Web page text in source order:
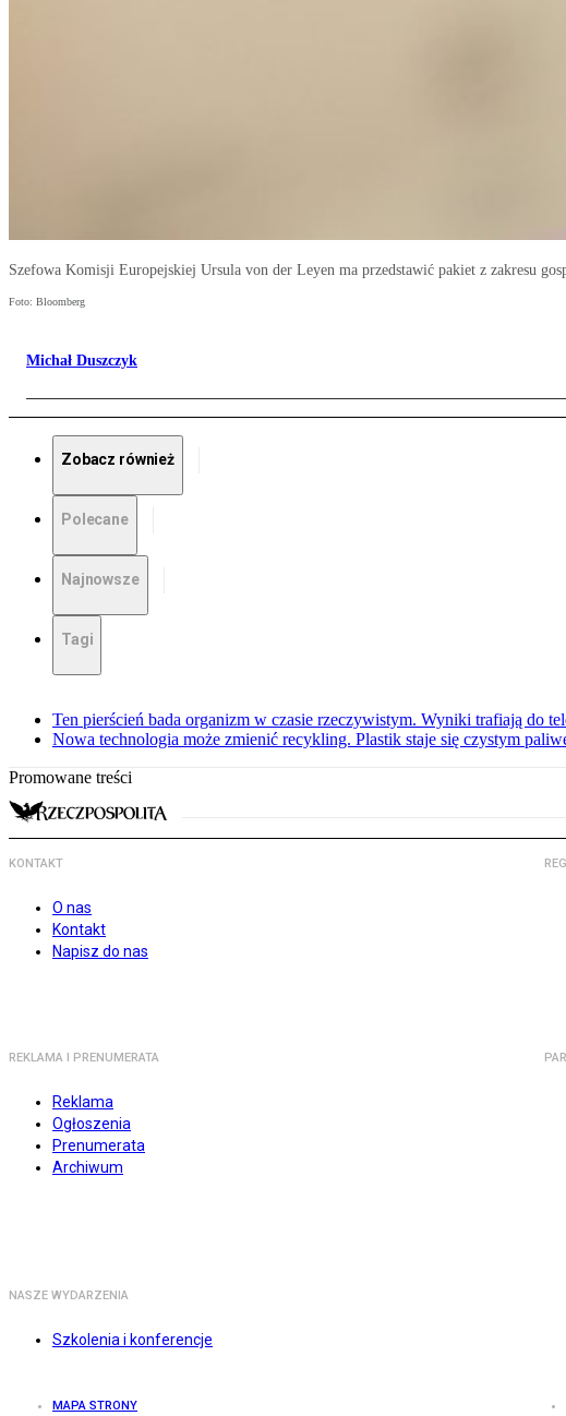
Szefowa Komisji Europejskiej Ursula von der Leyen ma przedstawić pakiet z zakresu
Foto: Bloomberg
Michał Duszczyk
Zobacz również
Polecane
Najnowsze
Tagi
Ten pierścień bada organizm w czasie rzeczywistym. Wyniki trafiają do
Nowa technologia może zmienić recykling. Plastik staje się czystym
Promowane treści
KONTAKT
O nas
Kontakt
Napisz do nas
REKLAMA I PRENUMERATA
Reklama
Ogłoszenia
Prenumerata
Archiwum
NASZE WYDARZENIA
Szkolenia i konferencje
MAPA STRONY